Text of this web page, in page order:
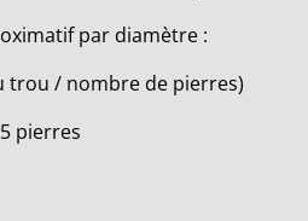
par diamètre :
trou / nombre de pierres)
pierres